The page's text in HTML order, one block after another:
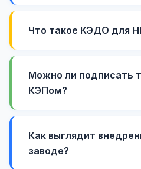
Что такое КЭДО для
Можно ли подписать
КЭПом?
Как выглядит
заводе?